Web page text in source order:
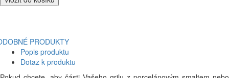
PRODUKTY
Popis produktu
Dotaz k produktu